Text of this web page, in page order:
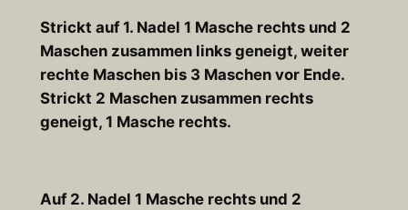
Strickt auf 1. Nadel 1 Masche rechts und 2
Maschen zusammen links geneigt, weiter
rechte Maschen bis 3 Maschen vor Ende.
Strickt 2 Maschen zusammen rechts
geneigt, 1 Masche rechts.
Auf 2. Nadel 1 Masche rechts und 2